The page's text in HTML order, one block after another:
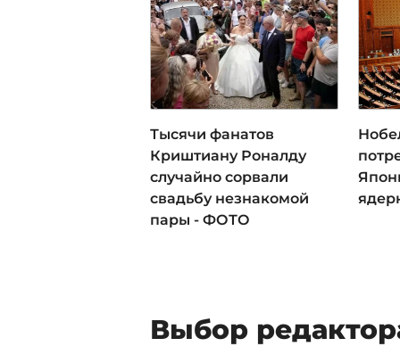
Тысячи фанатов
Криштиану Роналду
случайно сорвали
свадьбу незнакомой
пары - ФОТО
Выбор